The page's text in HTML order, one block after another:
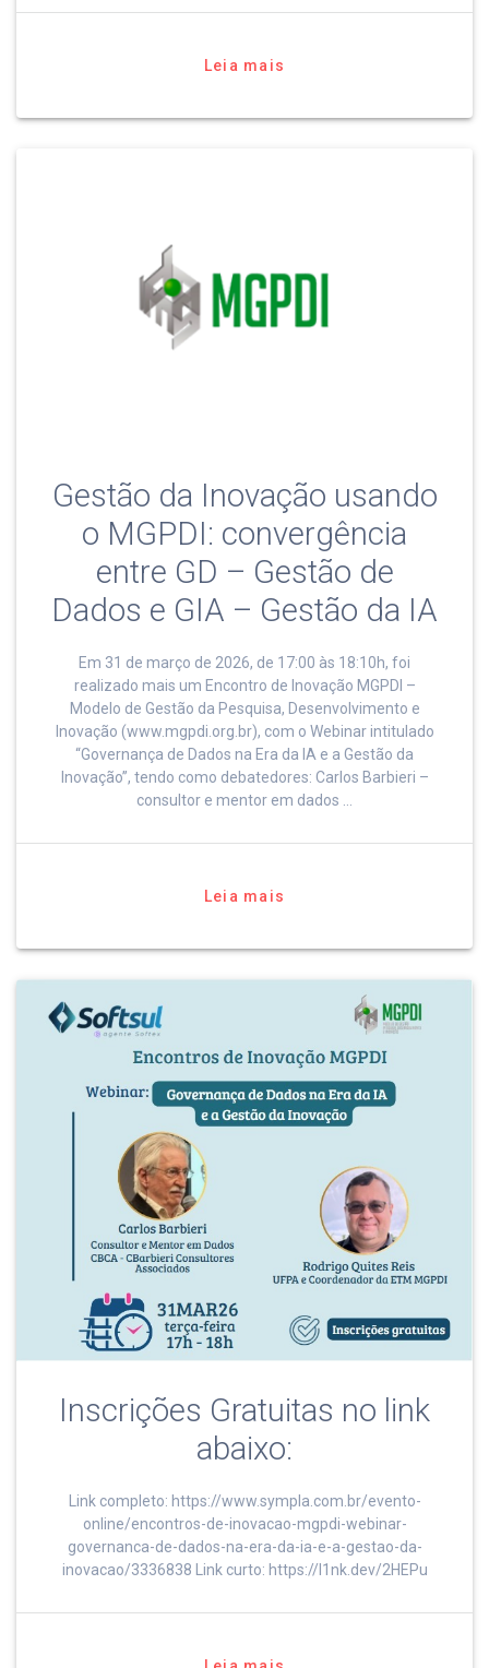
Leia mais
Gestão da Inovação usando
o MGPDI: convergência
entre GD – Gestão de
Dados e GIA – Gestão da IA
Em 31 de março de 2026, de 17:00 às 18:10h, foi
realizado mais um Encontro de Inovação MGPDI –
Modelo de Gestão da Pesquisa, Desenvolvimento e
Inovação (www.mgpdi.org.br), com o Webinar intitulado
“Governança de Dados na Era da IA e a Gestão da
Inovação”, tendo como debatedores: Carlos Barbieri –
consultor e mentor em dados …
Leia mais
Inscrições Gratuitas no link
abaixo:
Link completo: https://www.sympla.com.br/evento-
online/encontros-de-inovacao-mgpdi-webinar-
governanca-de-dados-na-era-da-ia-e-a-gestao-da-
inovacao/3336838 Link curto: https://l1nk.dev/2HEPu